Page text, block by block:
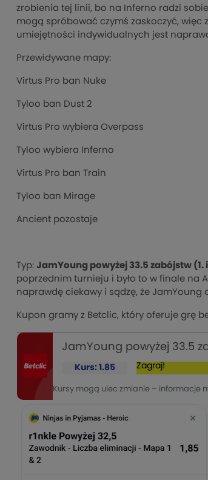
zrobienia tej linii, bo na Inferno radzi
mogą spróbować czymś zaskoczyć, więc
umiejętności indywidualnych jest
Przewidywane mapy:
Virtus Pro ban Nuke
Tyloo ban Dust 2
Virtus Pro wybiera Overpass
Tyloo wybiera Inferno
Virtus Pro ban Train
Tyloo ban Mirage
Ancient pozostaje
Typ: JamYoung powyżej 33.5 zabójstw (1.
poprzednim turnieju i było to w finale na
naprawdę ciekawy i sądzę, że JamYoung
Kupon gramy z Betclic, który oferuje grę
JamYoung powyżej 33.5
Kurs: 1.85 Zagraj!
Kursy mogą ulec zmianie – informacje